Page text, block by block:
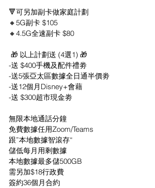
🔻可另加副卡做家庭計劃
🔸5G副卡 $105
🔸4.5G全速副卡 $80
🎁 以上計劃送 (4選1) 🎁
-送 $400手機及配件禮劵
-送5張亞太區數據全日通半價劵
-送12個月Disney+會藉
-送 $300超市現金劵
無限本地通話分鐘
免費數據任用Zoom/Teams
跟”本地數據智滾存“
儲低每月用剩數據
本地數據最多儲500GB
需另加$18行政費
簽約36個月合約